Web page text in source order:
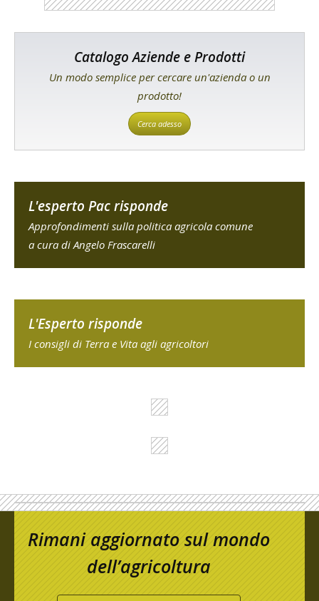
Catalogo Aziende e Prodotti
Un modo semplice per cercare un'azienda o un
prodotto!
Cerca adesso
L'esperto Pac risponde
Approfondimenti sulla politica agricola comune
a cura di Angelo Frascarelli
L'Esperto risponde
I consigli di Terra e Vita agli agricoltori
Rimani aggiornato sul mondo
dell’agricoltura